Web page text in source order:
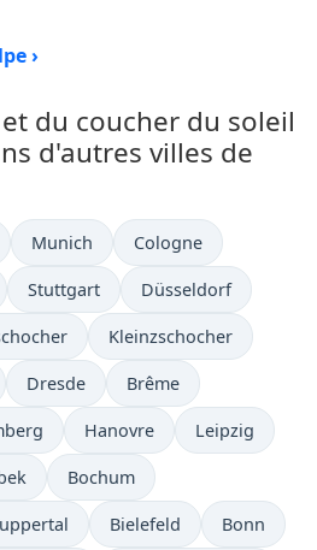
›
du coucher du soleil
d'autres villes de
Munich Cologne
Stuttgart Düsseldorf
Kleinzschocher
Dresde Brême
Hanovre Leipzig
Bochum
Bielefeld Bonn